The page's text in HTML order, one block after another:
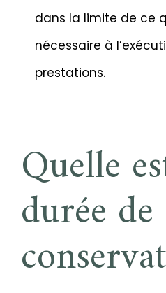
dans la limite de ce
nécessaire à
prestations.
Quelle
durée de